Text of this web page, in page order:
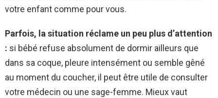
votre enfant comme pour vous.
Parfois, la situation réclame un peu plus d’attention
: si bébé refuse absolument de dormir ailleurs que
dans sa coque, pleure intensément ou semble gêné
au moment du coucher, il peut être utile de consulter
votre médecin ou une sage-femme. Mieux vaut